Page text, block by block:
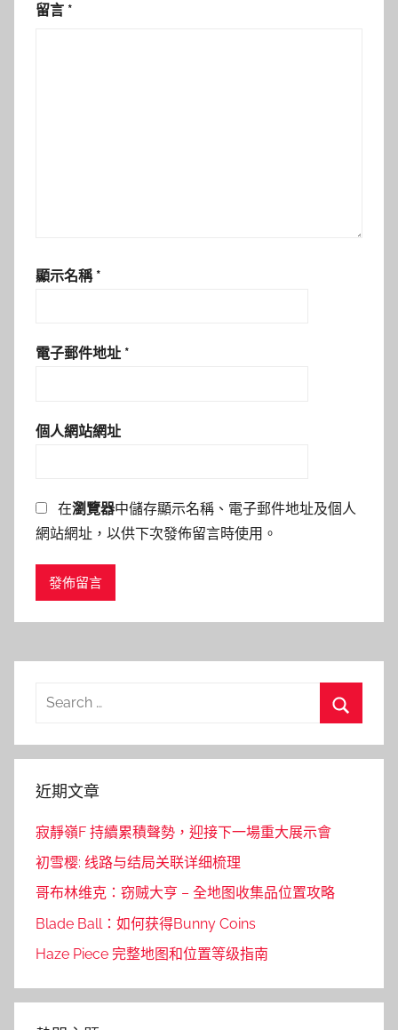
留言 *
顯示名稱 *
電子郵件地址 *
個人網站網址
在瀏覽器中儲存顯示名稱、電子郵件地址及個人
網站網址，以供下次發佈留言時使用。
Search
近期文章
寂靜嶺F 持續累積聲勢，迎接下一場重大展示會
初雪樱: 线路与结局关联详细梳理
哥布林维克：窃贼大亨 – 全地图收集品位置攻略
Blade Ball：如何获得Bunny Coins
Haze Piece 完整地图和位置等级指南